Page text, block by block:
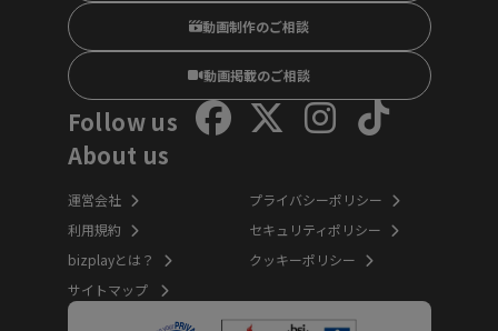
動画制作のご相談
動画掲載のご相談
Follow us
About us
運営会社
利用規約
bizplayとは？
サイトマップ
プライバシーポリシー
セキュリティポリシー
クッキーポリシー